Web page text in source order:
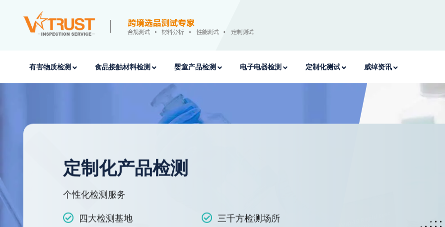
有害物质检测 食品接触材料检测 婴童产品检测 电子电器检测 定制化测试 威绰资讯
定制化产品检测
个性化检测服务
四大检测基地
三千方检测场所